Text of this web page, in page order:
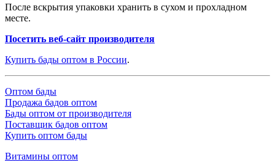
После вскрытия упаковки хранить в сухом и прохладном
месте.
Посетить веб-сайт производителя
Купить бады оптом в России.
Оптом бады
Продажа бадов оптом
Бады оптом от производителя
Поставщик бадов оптом
Купить оптом бады
Витамины оптом